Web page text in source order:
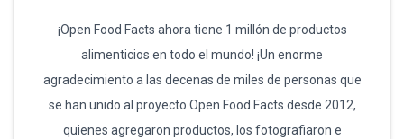
¡Open Food Facts ahora tiene 1 millón de productos
alimenticios en todo el mundo! ¡Un enorme
agradecimiento a las decenas de miles de personas que
se han unido al proyecto Open Food Facts desde 2012,
quienes agregaron productos, los fotografiaron e